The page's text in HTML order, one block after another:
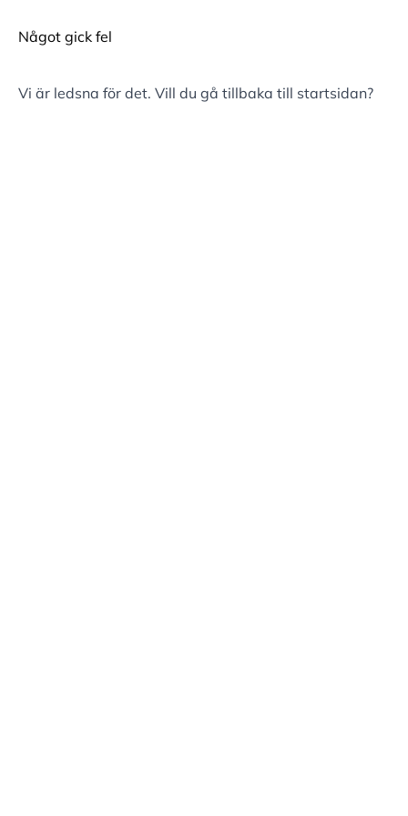
Något gick fel
Vi är ledsna för det. Vill du gå tillbaka till startsidan?